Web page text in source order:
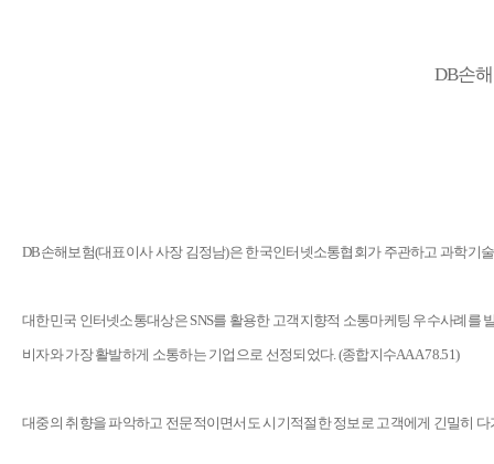
DB손
DB손해보험(대표이사 사장 김정남)은 한국인터넷소통협회가 주관하고 과학기
대한민국 인터넷소통대상은 SNS를 활용한 고객지향적 소통마케팅 우수사례를
비자와 가장 활발하게 소통하는 기업으로 선정되었다. (종합지수AAA 78.51)
대중의 취향을 파악하고 전문적이면서도 시기적절한 정보로 고객에게 긴밀히